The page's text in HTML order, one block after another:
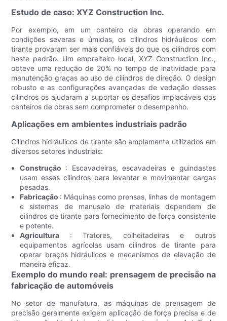
Estudo de caso: XYZ Construction Inc.
Por exemplo, em um canteiro de obras operando em
condições severas e úmidas, os cilindros hidráulicos com
tirante provaram ser mais confiáveis ​​do que os cilindros com
haste padrão. Um empreiteiro local, XYZ Construction Inc.,
obteve uma redução de 20% no tempo de inatividade para
manutenção graças ao uso de cilindros de direção. O design
robusto e as configurações avançadas de vedação desses
cilindros os ajudaram a suportar os desafios implacáveis ​​dos
canteiros de obras sem comprometer o desempenho.
Aplicações em ambientes industriais padrão
Cilindros hidráulicos de tirante são amplamente utilizados em
diversos setores industriais:
Construção : Escavadeiras, escavadeiras e guindastes
usam esses cilindros para levantar e movimentar cargas
pesadas.
Fabricação : Máquinas como prensas, linhas de montagem
e sistemas de manuseio de materiais dependem de
cilindros de tirante para fornecimento de força consistente
e potente.
Agricultura : Tratores, colheitadeiras e outros
equipamentos agrícolas usam cilindros de tirante para
operar braços hidráulicos e mecanismos de elevação de
maneira eficaz.
Exemplo do mundo real: prensagem de precisão na
fabricação de automóveis
No setor de manufatura, as máquinas de prensagem de
precisão geralmente exigem aplicação de força precisa e de